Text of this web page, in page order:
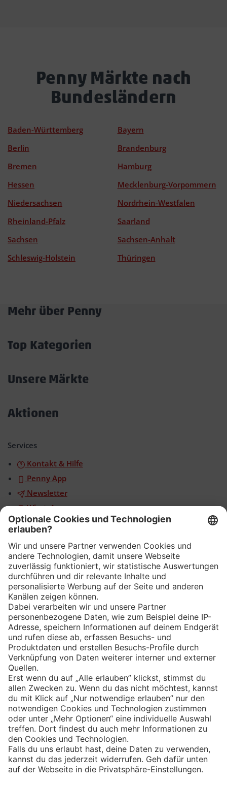
Penny Märkte nach
Bundesländern
Baden-Württemberg
Bayern
Berlin
Brandenburg
Bremen
Hamburg
Hessen
Mecklenburg-Vorpommern
Niedersachsen
Nordrhein-Westfalen
Rheinland-Pfalz
Saarland
Sachsen
Sachsen-Anhalt
Schleswig-Holstein
Thüringen
Mehr über Penny
Top Kategorien
Unsere Märkte
Aktionen
Services
Kontakt & Hilfe
Penny App
Newsletter
WhatsApp
App
Eishockey
Impressum